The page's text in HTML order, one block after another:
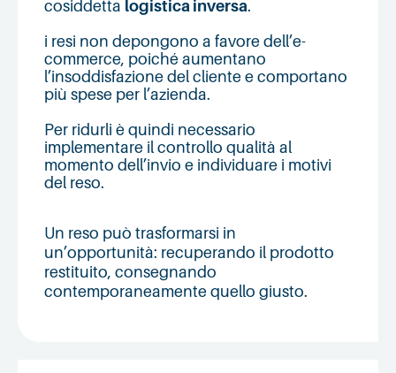
cosiddetta logistica inversa.
i resi non depongono a favore dell’e-
commerce, poiché aumentano
l’insoddisfazione del cliente e comportano
più spese per l’azienda.
Per ridurli è quindi necessario
implementare il controllo qualità al
momento dell’invio e individuare i motivi
del reso.
Un reso può trasformarsi in
un’opportunità: recuperando il prodotto
restituito, consegnando
contemporaneamente quello giusto.